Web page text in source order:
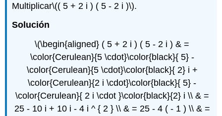
Multiplicar\(( 5 + 2 i ) ( 5 - 2 i )\).
Solución
\(\begin{aligned} ( 5 + 2 i ) ( 5 - 2 i ) & =
\color{Cerulean}{5 \cdot}\color{black}{ 5} -
\color{Cerulean}{5 \cdot}\color{black}{ 2} i +
\color{Cerulean}{2 i \cdot}\color{black}{ 5} -
\color{Cerulean}{ 2 i \cdot }\color{black}{2} i \\ & =
25 - 10 i + 10 i - 4 i ^ { 2 } \\ & = 25 - 4 ( - 1 ) \\ & =